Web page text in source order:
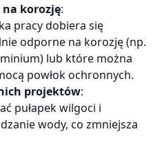
korozję:
pracy dobiera się
odporne na korozję (np.
lub które można
powłok ochronnych.
projektów:
pułapek wilgoci i
wody, co zmniejsza